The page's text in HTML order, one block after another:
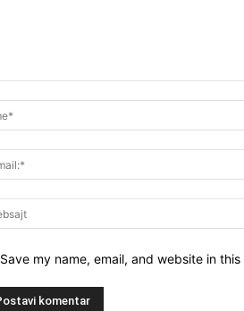
Save my name, email, and website in